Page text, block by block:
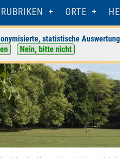
RUBRIKEN ORTE
statistische
Nein, bitte nicht